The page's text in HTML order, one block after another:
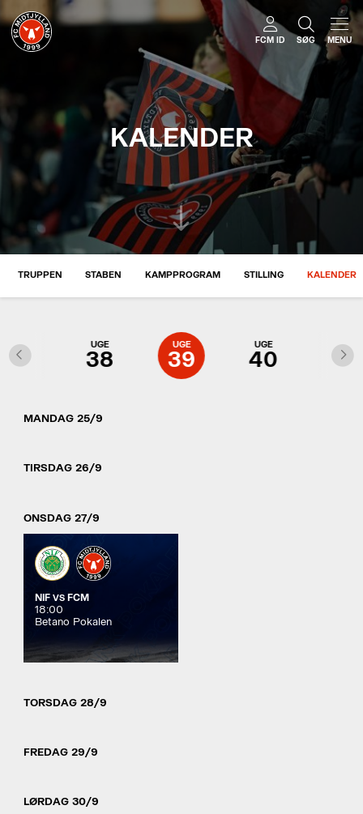
FCM ID SØG MENU
KALENDER
TRUPPEN STABEN KAMPPROGRAM STILLING KALENDER
UGE
37
UGE
38
UGE
39
UGE
40
UGE
41
MANDAG 25/9
TIRSDAG 26/9
ONSDAG 27/9
NIFVS FCM
18:00
Betano Pokalen
TORSDAG 28/9
FREDAG 29/9
LØRDAG 30/9